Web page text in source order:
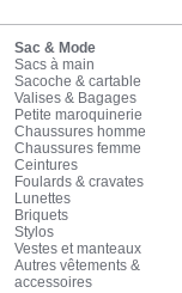
Sac & Mode
Sacs à main
Sacoche & cartable
Valises & Bagages
Petite maroquinerie
Chaussures homme
Chaussures femme
Ceintures
Foulards & cravates
Lunettes
Briquets
Stylos
Vestes et manteaux
Autres vêtements &
accessoires